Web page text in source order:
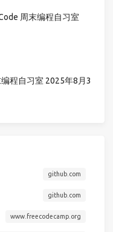
周末编程自习室
程自习室 2025年8月3
github.com
github.com
www.freecodecamp.org